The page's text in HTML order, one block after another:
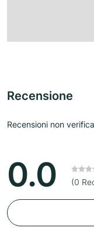
Recensione
Recensioni non
0.0 (0